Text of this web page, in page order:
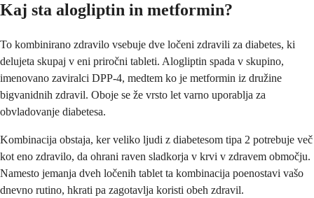
Kaj sta alogliptin in metformin?
To kombinirano zdravilo vsebuje dve ločeni zdravili za diabetes, ki
delujeta skupaj v eni priročni tableti. Alogliptin spada v skupino,
imenovano zaviralci DPP-4, medtem ko je metformin iz družine
bigvanidnih zdravil. Oboje se že vrsto let varno uporablja za
obvladovanje diabetesa.
Kombinacija obstaja, ker veliko ljudi z diabetesom tipa 2 potrebuje več
kot eno zdravilo, da ohrani raven sladkorja v krvi v zdravem območju.
Namesto jemanja dveh ločenih tablet ta kombinacija poenostavi vašo
dnevno rutino, hkrati pa zagotavlja koristi obeh zdravil.